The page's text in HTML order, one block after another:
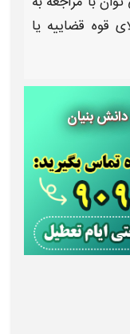
قوه قضاییه یا
بنیان